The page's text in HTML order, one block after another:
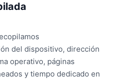
del dispositivo, dirección
operativo, páginas
y tiempo dedicado en